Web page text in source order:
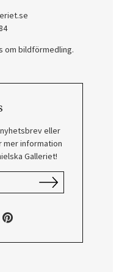
om bildförmedling.
eller
mer information
Galleriet!